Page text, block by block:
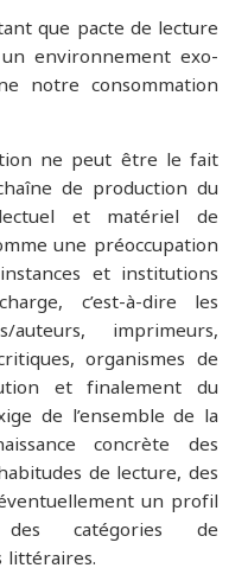
que pacte de lecture
environnement exo-
notre consommation
ne peut être le fait
de production du
et matériel de
une préoccupation
et institutions
c’est-à-dire les
imprimeurs,
organismes de
et finalement du
de l’ensemble de la
concrète des
de lecture, des
un profil
catégories de
littéraires.